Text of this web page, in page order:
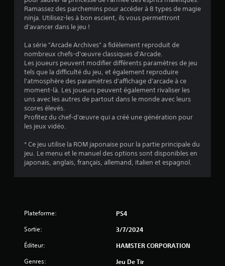
4
8
é
t
o
i
l
u
Ramassez des parchemins pour accéder à 8 types de magie
ninja. Utilisez-les à bon escient, ils vous permettront
d'avancer dans le jeu !
La série "Arcade Archives" a fidèlement reproduit de
nombreux chefs-d'œuvre classiques d'Arcade.
Les joueurs peuvent modifier différents paramètres de jeu
tels que la difficulté du jeu, et également reproduire
l'atmosphère des paramètres d'affichage d'arcade à ce
moment-là. Les joueurs peuvent également rivaliser les
uns avec les autres de partout dans le monde avec leurs
scores élevés.
Profitez du chef-d'œuvre qui a créé une génération pour
les jeux vidéo.
* Ce jeu utilise la ROM japonaise pour la partie principale du
jeu. Le menu et le manuel des options sont disponibles en
japonais, anglais, français, allemand, italien et espagnol.
Plateforme: PS4
Sortie: 3/7/2024
Éditeur: HAMSTER CORPORATION
Genres: Jeu De Tir